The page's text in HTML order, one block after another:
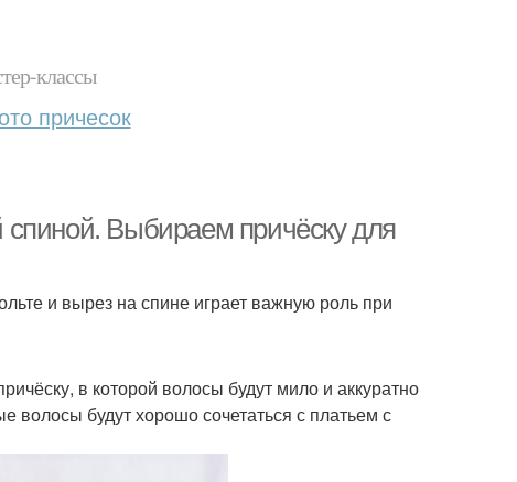
классы
причесок
спиной. Выбираем причёску для
и вырез на спине играет важную роль при
в которой волосы будут мило и аккуратно
будут хорошо сочетаться с платьем с